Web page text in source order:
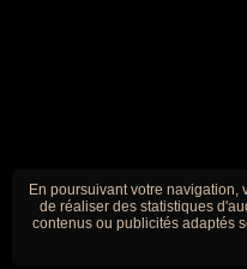
En poursuivant votre navigation,
de réaliser des statistiques
contenus ou publicités adaptés